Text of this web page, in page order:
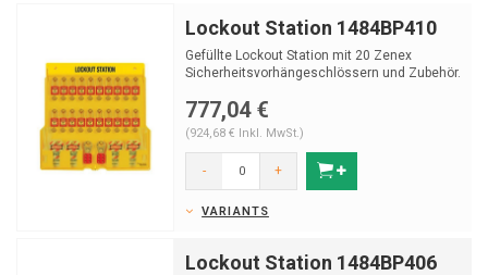
Lockout Station 1484BP410
Gefüllte Lockout Station mit 20 Zenex
Sicherheitsvorhängeschlössern und Zubehör.
777,04 €
(924,68 € Inkl. MwSt.)
- +
VARIANTS
Lockout Station 1484BP406